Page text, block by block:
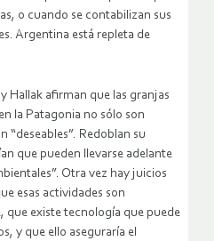
o cuando se contabilizan sus
Argentina está repleta de
Hallak afirman que las granjas
la Patagonia no sólo son
“deseables”. Redoblan su
que pueden llevarse adelante
Otra vez hay juicios
esas actividades son
que existe tecnología que puede
y que ello aseguraría el